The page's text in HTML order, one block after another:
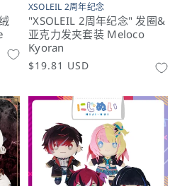
XSOLEIL 2周年纪念
"XSOLEIL 2周年纪念" 发圈&
亚克力发夹套装 Meloco
Kyoran
常
价
格
$19.81 USD